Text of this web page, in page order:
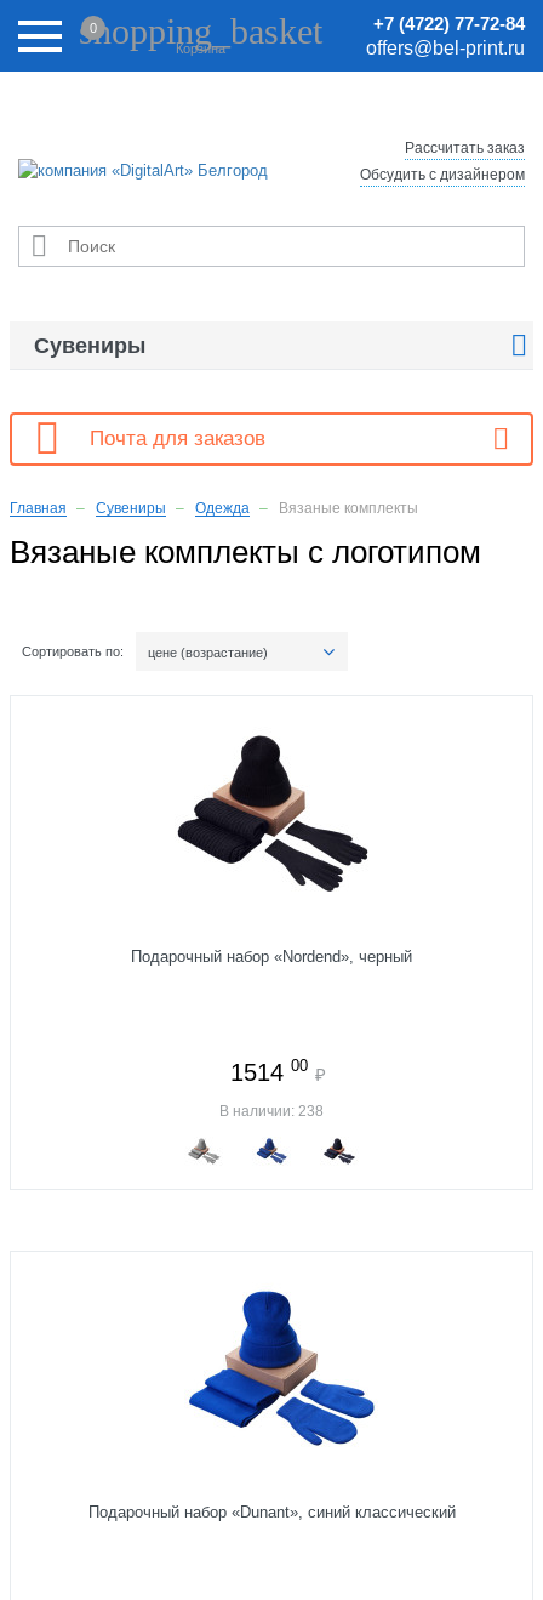
Внимание! Цены на сайте могут быть неактуальными.
Актуальные цены уточняйте у менеджеров.
+7 (4722) 77-72-84
offers@bel-print.ru
shopping_basket
Корзина
0

Рассчитать заказ
Обсудить с дизайнером
Сувениры 
 Почта для заказов
Главная Сувениры Одежда Вязаные комплекты
Вязаные комплекты с логотипом
Сортировать по: цене (возрастание)
Подарочный набор «Nordend», черный
1514 00 ₽
В наличии: 238
Подарочный набор «Dunant», синий классический